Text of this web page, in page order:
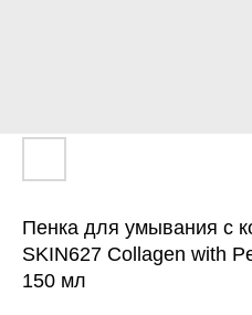
Пенка для умывания с
SKIN627 Collagen with
150 мл